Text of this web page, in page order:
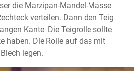
die Marzipan-Mandel-Masse
verteilen. Dann den Teig
Kante. Die Teigrolle sollte
haben. Die Rolle auf das mit
legen.